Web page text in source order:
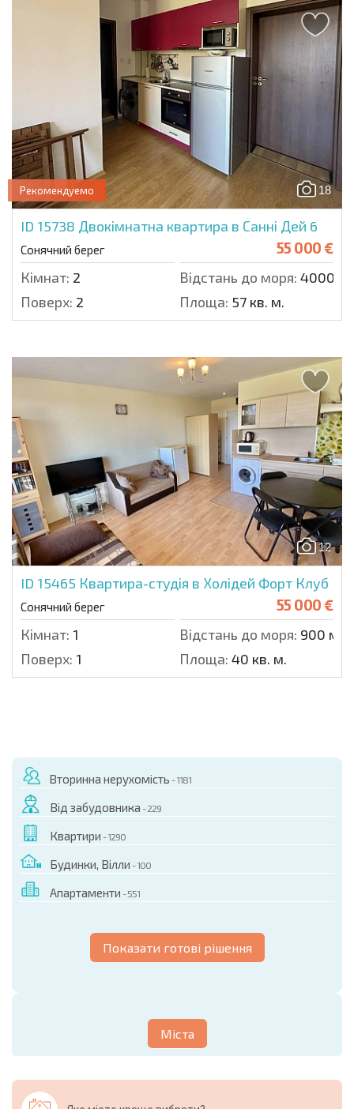
18
Рекомендуемо
ID 15738 Двокімнатна квартира в Санні Дей 6
Сонячний берег 55 000 €
Кімнат: 2 Відстань до моря: 4000 м.
Поверх: 2 Площа: 57 кв. м.
12
ID 15465 Квартира-студія в Холідей Форт Клуб
Сонячний берег 55 000 €
Кімнат: 1 Відстань до моря: 900 м.
Поверх: 1 Площа: 40 кв. м.
Вторинна нерухомість - 1181
Від забудовника - 229
Квартири - 1290
Будинки, Вілли - 100
Апартаменти - 551
Показати готові рішення
Міста